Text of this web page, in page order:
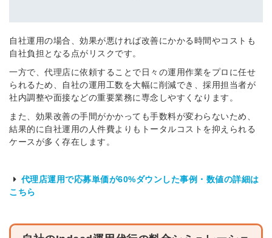
自社運用の場合、効果が悪ければ改善にかかる時間やコストも
自社負担となる点がリスクです。
一方で、代理店に依頼することで日々の運用作業をプロに任せ
られるため、自社の運用工数を大幅に削減でき、採用担当者が
社内調整や面接などの重要業務に専念しやすくなります。
また、効果改善の手間がかかっても手数料が変わらないため、
結果的に自社運用の人件費よりもトータルコストを抑えられる
ケースが多く存在します。
代理店運用で応募単価が60%ダウンした事例・数値の詳細は
こちら